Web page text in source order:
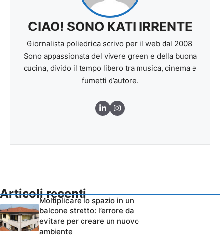
CIAO! SONO KATI IRRENTE
Giornalista poliedrica scrivo per il web dal 2008.
Sono appassionata del vivere green e della buona
cucina, divido il tempo libero tra musica, cinema e
fumetti d’autore.
Articoli recenti
Moltiplicare lo spazio in un
balcone stretto: l’errore da
evitare per creare un nuovo
ambiente